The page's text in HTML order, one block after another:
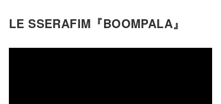
LE SSERAFIM『BOOMPALA』